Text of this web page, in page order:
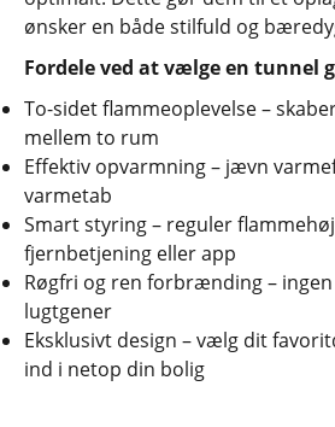
ønsker en både stilfuld og
Fordele ved at vælge en tunnel
To-sidet flammeoplevelse –
mellem to rum
Effektiv opvarmning – jævn
varmetab
Smart styring – reguler
fjernbetjening eller app
Røgfri og ren forbrænding –
lugtgener
Eksklusivt design – vælg dit
ind i netop din bolig